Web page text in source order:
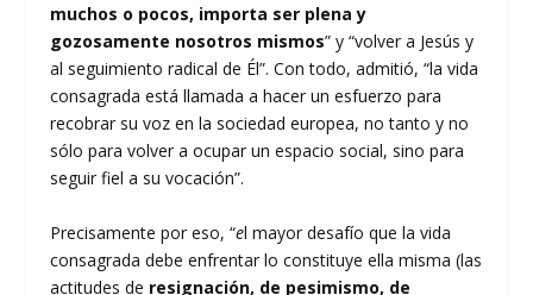
muchos o pocos, importa ser plena y
gozosamente nosotros mismos” y “volver a Jesús y
al seguimiento radical de Él”. Con todo, admitió, “la vida
consagrada está llamada a hacer un esfuerzo para
recobrar su voz en la sociedad europea, no tanto y no
sólo para volver a ocupar un espacio social, sino para
seguir fiel a su vocación”.
Precisamente por eso, “el mayor desafío que la vida
consagrada debe enfrentar lo constituye ella misma (las
actitudes de resignación, de pesimismo, de